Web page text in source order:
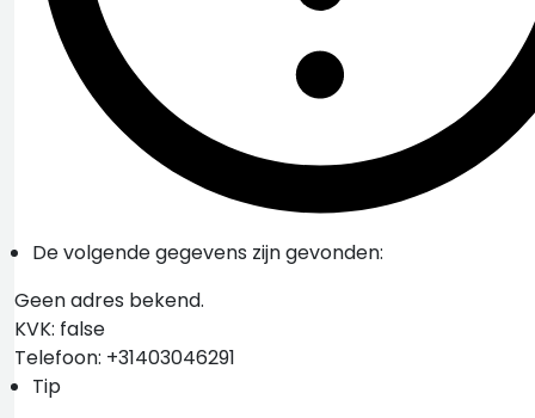
De volgende gegevens zijn gevonden:
Geen adres bekend.
KVK: false
Telefoon: +31403046291
Tip